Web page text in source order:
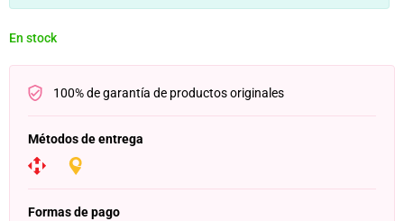
En stock
100% de garantía de productos originales
Métodos de entrega
Formas de pago